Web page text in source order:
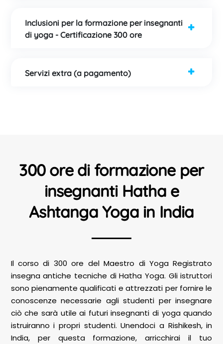
Inclusioni per la formazione per insegnanti
di yoga - Certificazione 300 ore
Servizi extra (a pagamento)
300 ore di formazione per
insegnanti Hatha e
Ashtanga Yoga in India
Il corso di 300 ore del Maestro di Yoga Registrato
insegna antiche tecniche di Hatha Yoga. Gli istruttori
sono pienamente qualificati e attrezzati per fornire le
conoscenze necessarie agli studenti per insegnare
ciò che sarà utile ai futuri insegnanti di yoga quando
istruiranno i propri studenti. Unendoci a Rishikesh, in
India, per questa formazione, arricchirai il tuo